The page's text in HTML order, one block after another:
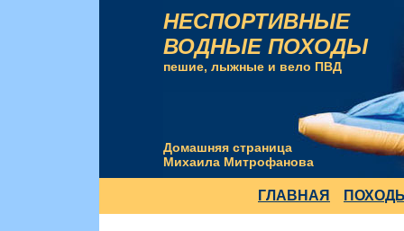
НЕСПОРТИВНЫЕ
ВОДНЫЕ ПОХОДЫ
пешие, лыжные и вело ПВД
Домашняя страница
Михаила Митрофанова
ГЛАВНАЯ